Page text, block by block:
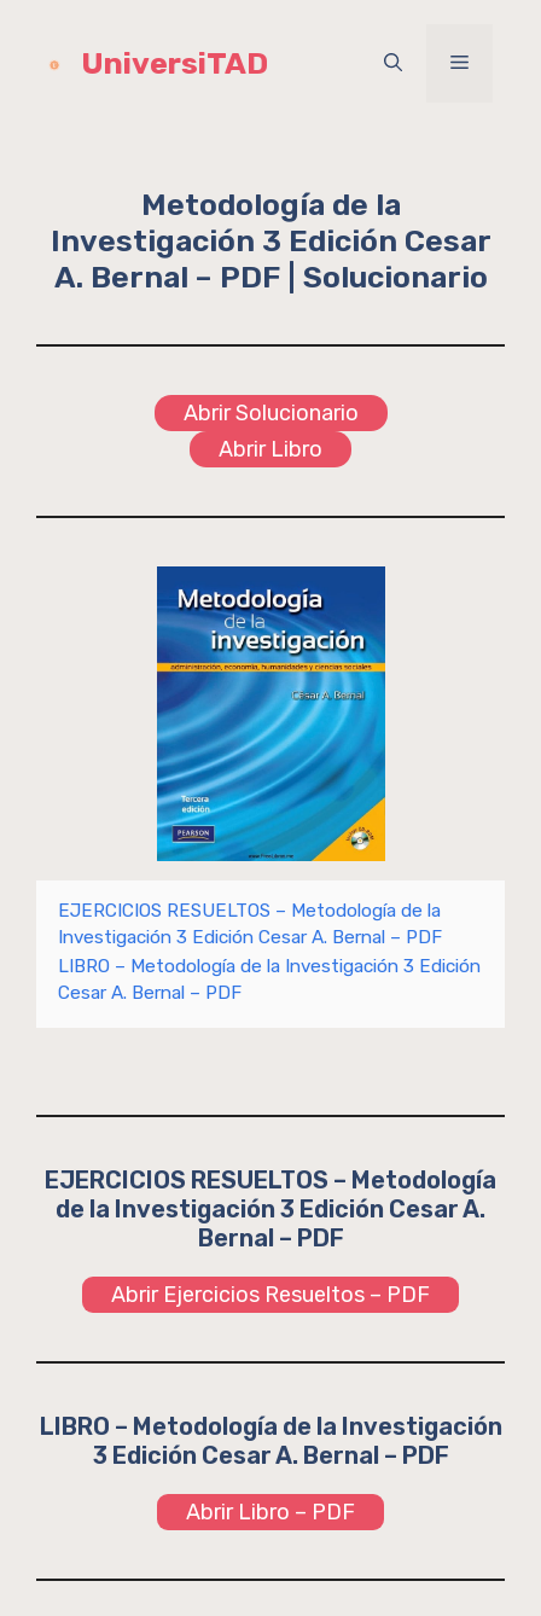
contenidoUniversiTAD Menú
Metodología de la
Investigación 3 Edición Cesar
A. Bernal – PDF | Solucionario
Abrir Solucionario
Abrir Libro
EJERCICIOS RESUELTOS – Metodología de la
Investigación 3 Edición Cesar A. Bernal – PDF
LIBRO – Metodología de la Investigación 3 Edición
Cesar A. Bernal – PDF
EJERCICIOS RESUELTOS – Metodología
de la Investigación 3 Edición Cesar A.
Bernal – PDF
Abrir Ejercicios Resueltos – PDF
LIBRO – Metodología de la Investigación
3 Edición Cesar A. Bernal – PDF
Abrir Libro – PDF